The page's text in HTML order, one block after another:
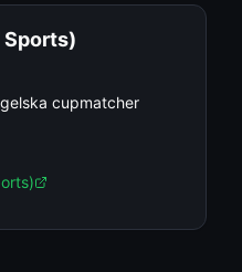
cupmatcher